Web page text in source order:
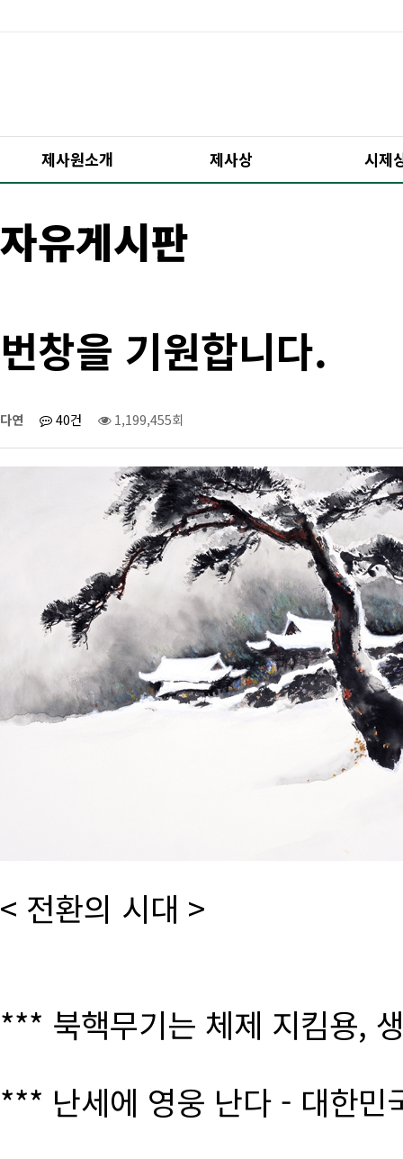
제사원소개 제사상 시제
자유게시판
번창을 기원합니다.
다연 40건 1,199,455회
< 전환의 시대 >
*** 북핵무기는 체제 지킴용,
*** 난세에 영웅 난다 - 대한